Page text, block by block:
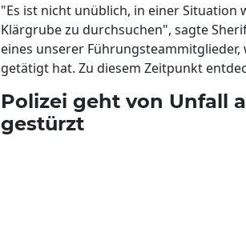
"Es ist nicht unüblich, in einer Situation
Klärgrube zu durchsuchen", sagte
eines unserer
getätigt hat. Zu diesem Zeitpunkt
Polizei geht von Unfall
gestürzt